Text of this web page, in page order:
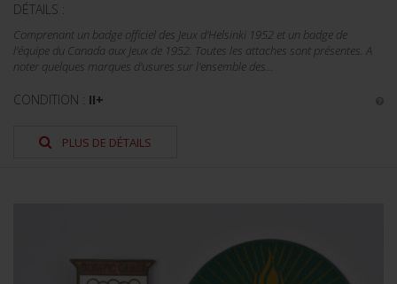
DÉTAILS :
Comprenant un badge officiel des Jeux d'Helsinki 1952 et un badge de
l'équipe du Canada aux Jeux de 1952. Toutes les attaches sont présentes. A
noter quelques marques d'usures sur l'ensemble des...
CONDITION : II+
PLUS DE DÉTAILS